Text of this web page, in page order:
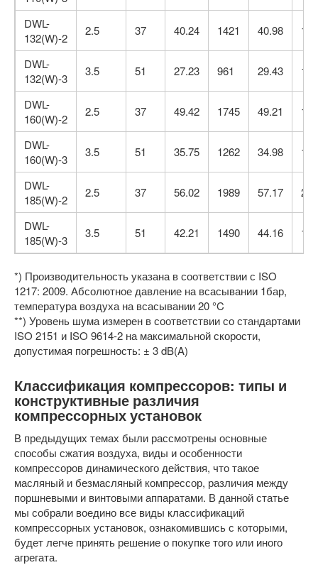
DWL-
132(W)-2
2.5 37 40.24 1421 40.98
DWL-
132(W)-3
3.5 51 27.23 961 29.43
DWL-
160(W)-2
2.5 37 49.42 1745 49.21
DWL-
160(W)-3
3.5 51 35.75 1262 34.98
DWL-
185(W)-2
2.5 37 56.02 1989 57.17
DWL-
185(W)-3
3.5 51 42.21 1490 44.16
*) Производительность указана в соответствии с ISO
1217: 2009. Абсолютное давление на всасывании 1бар,
температура воздуха на всасывании 20 °C
**) Уровень шума измерен в соответствии со стандартами
ISO 2151 и ISO 9614-2 на максимальной скорости,
допустимая погрешность: ± 3 dB(A)
Классификация компрессоров: типы и
конструктивные различия
компрессорных установок
В предыдущих темах были рассмотрены основные
способы сжатия воздуха, виды и особенности
компрессоров динамического действия, что такое
масляный и безмасляный компрессор, различия между
поршневыми и винтовыми аппаратами. В данной статье
мы собрали воедино все виды классификаций
компрессорных установок, ознакомившись с которыми,
будет легче принять решение о покупке того или иного
агрегата.